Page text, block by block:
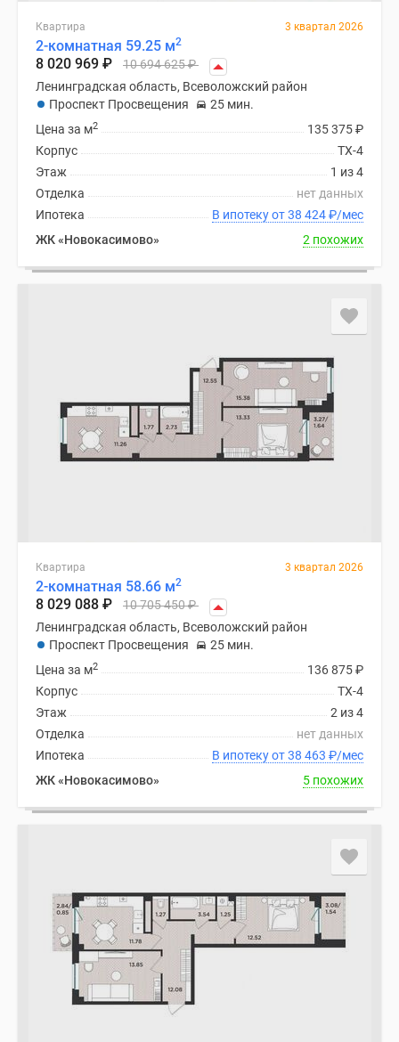
Квартира 3 квартал 2026
2-комнатная 59.25 м2
8 020 969 ₽ 10 694 625₽
Ленинградская область, Всеволожский район
Проспект Просвещения
25 мин.
135 375₽
Цена за м2
ТХ-4
Корпус
1 из 4
Этаж
нет данных
Отделка
В ипотеку от 38 424₽/мес
Ипотека
ЖК «Новокасимово»
2 похожих
Квартира 3 квартал 2026
2-комнатная 58.66 м2
8 029 088 ₽ 10 705 450₽
Ленинградская область, Всеволожский район
Проспект Просвещения
25 мин.
136 875₽
Цена за м2
ТХ-4
Корпус
2 из 4
Этаж
нет данных
Отделка
В ипотеку от 38 463 ₽/мес
Ипотека
ЖК «Новокасимово»
5 похожих